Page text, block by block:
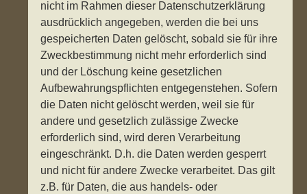
nicht im Rahmen dieser Datenschutzerklärung
ausdrücklich angegeben, werden die bei uns
gespeicherten Daten gelöscht, sobald sie für ihre
Zweckbestimmung nicht mehr erforderlich sind
und der Löschung keine gesetzlichen
Aufbewahrungspflichten entgegenstehen. Sofern
die Daten nicht gelöscht werden, weil sie für
andere und gesetzlich zulässige Zwecke
erforderlich sind, wird deren Verarbeitung
eingeschränkt. D.h. die Daten werden gesperrt
und nicht für andere Zwecke verarbeitet. Das gilt
z.B. für Daten, die aus handels- oder